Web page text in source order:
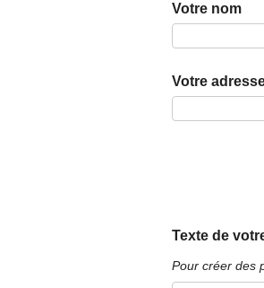
Votre nom
Votre
Texte de
Pour créer des